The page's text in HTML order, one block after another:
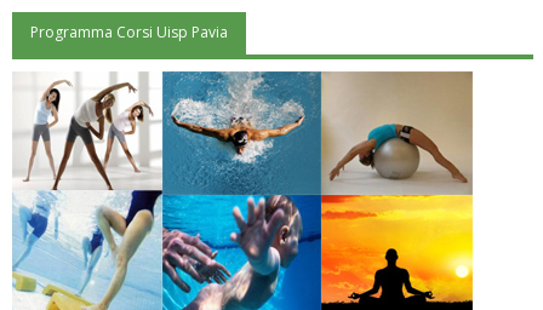
"Superare gli ostacoli": la relazione di Tiziano Pesce al CN Uisp
Programma Corsi Uisp Pavia